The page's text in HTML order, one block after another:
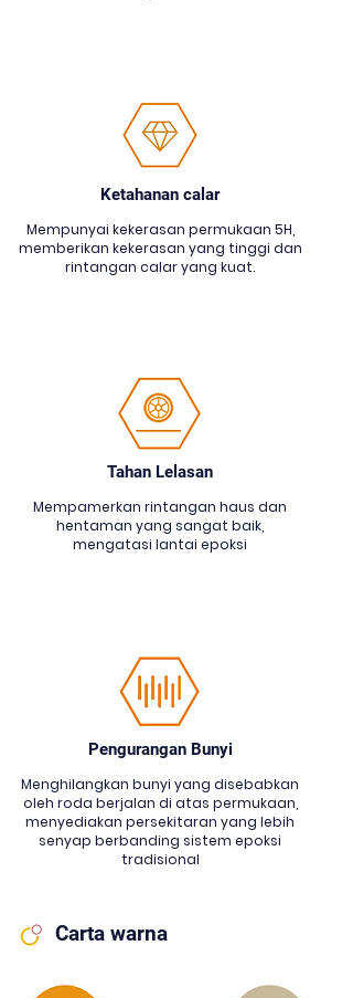
Ketahanan calar
Mempunyai kekerasan permukaan 5H,
memberikan kekerasan yang tinggi dan
rintangan calar yang kuat.
Tahan Lelasan
Mempamerkan rintangan haus dan
hentaman yang sangat baik,
mengatasi lantai epoksi
Pengurangan Bunyi
Menghilangkan bunyi yang disebabkan
oleh roda berjalan di atas permukaan,
menyediakan persekitaran yang lebih
senyap berbanding sistem epoksi
tradisional
Carta warna